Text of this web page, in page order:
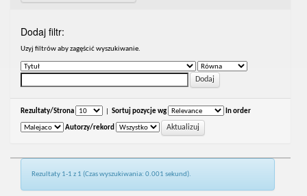
Dodaj filtr:
Uzyj filtrów aby zagęścić wyszukiwanie.
Rezultaty/Strona Sortuj pozycje wg In order
Autorzy/rekord
Rezultaty 1-1 z 1 (Czas wyszukiwania: 0.001 sekund).